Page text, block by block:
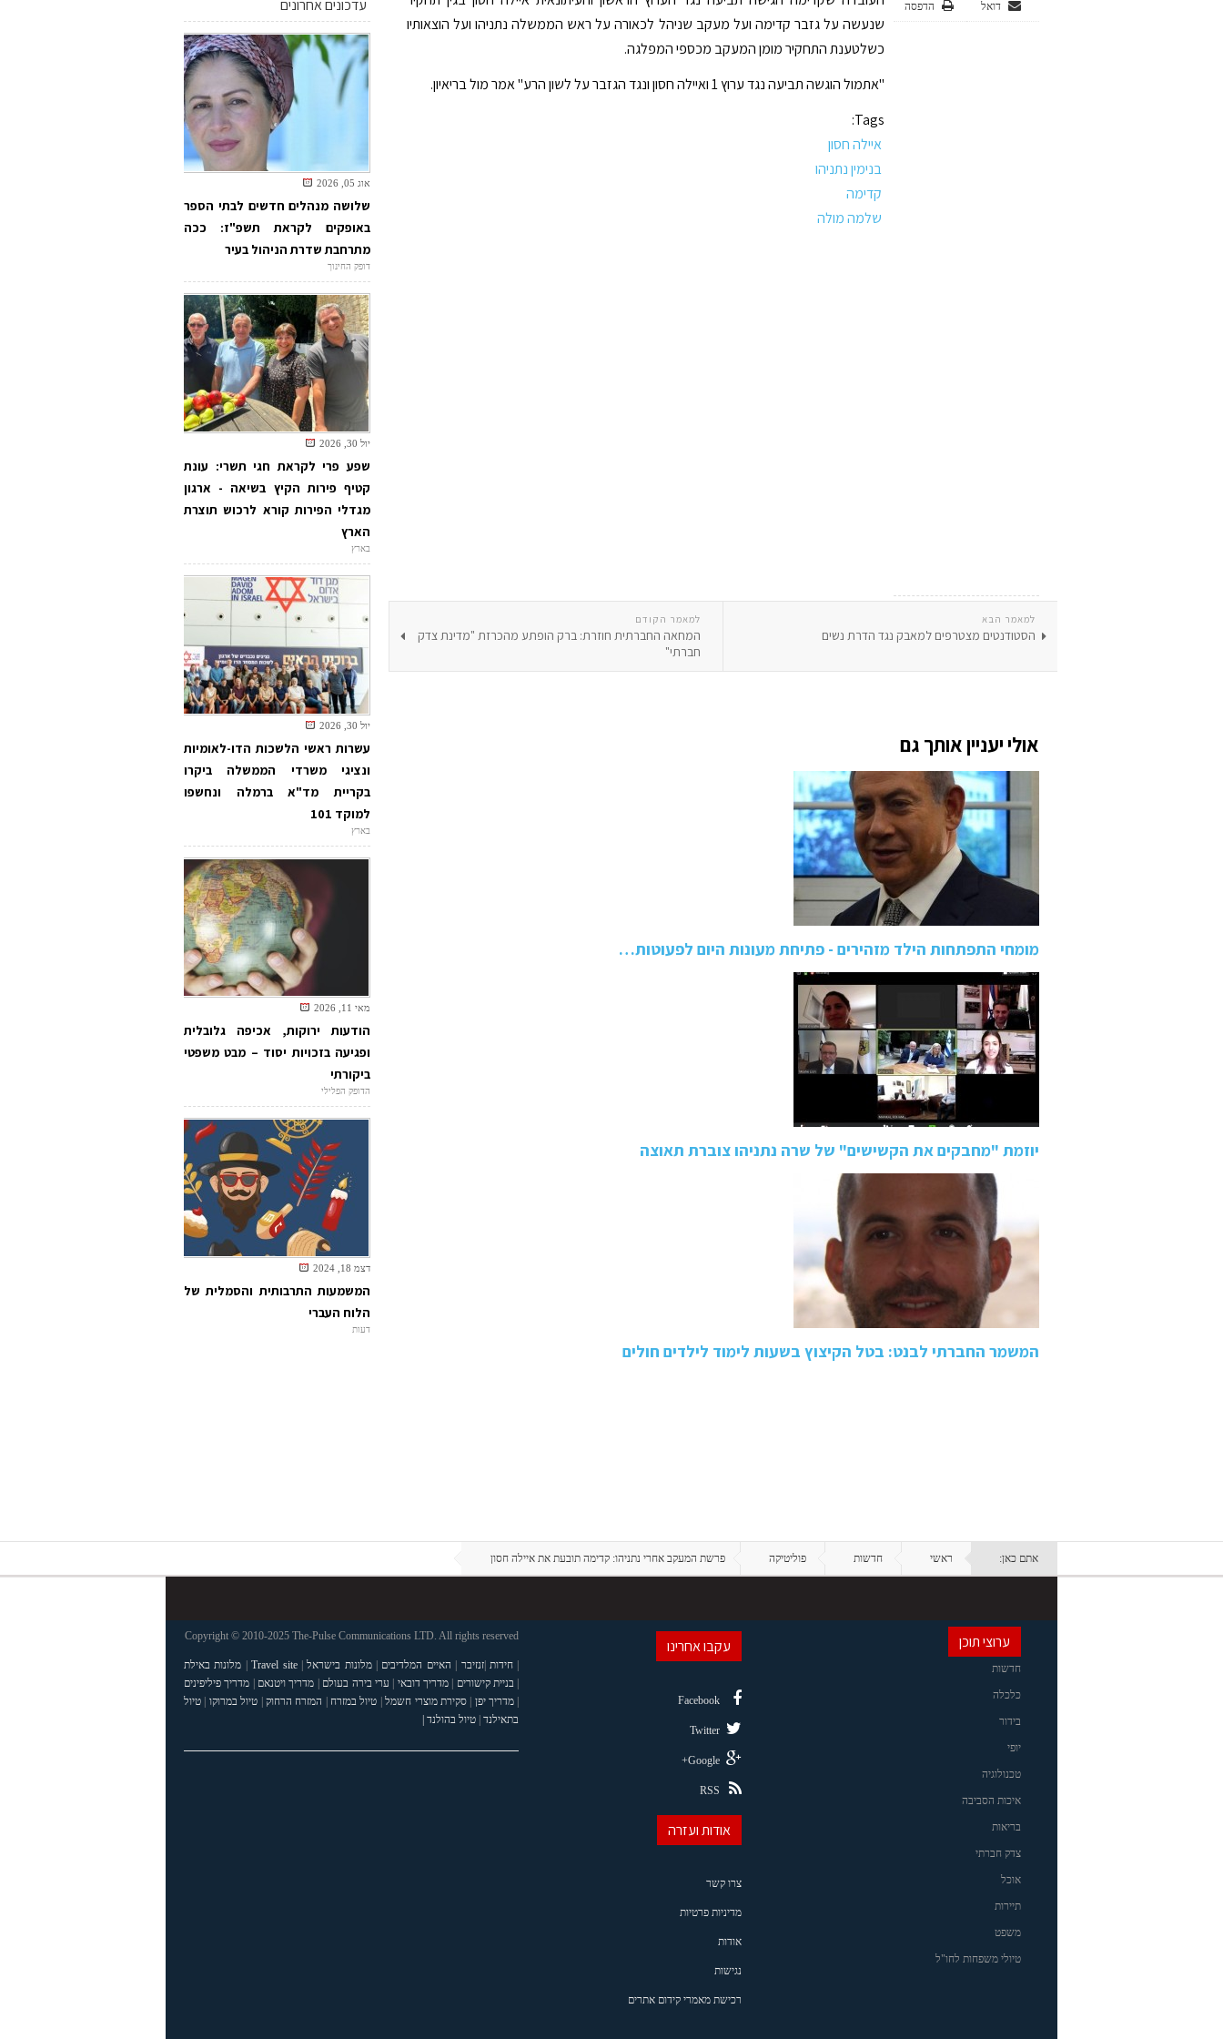
הדפסה דואל
שנעשה על גזבר קדימה ועל מעקב שניהל לכאורה על ראש הממשלה נתניהו ועל הוצאותיו
כשלטענת התחקיר מומן המעקב מכספי המפלגה.
"אתמול הוגשה תביעה נגד ערוץ 1 ואיילה חסון ונגד הגזבר על לשון הרע" אמר מול בריאיון.
Tags:
איילה חסון
בנימין נתניהו
קדימה
שלמה מולה
למאמר הקודם
המחאה החברתית חוזרת: ברק הופתע מהכרזת "מדינת צדק
חברתי"
למאמר הבא
הסטודנטים מצטרפים למאבק נגד הדרת נשים
אולי יעניין אותך גם
מומחי התפתחות הילד מזהירים - פתיחת מעונות היום לפעוטות…
יוזמת "מחבקים את הקשישים" של שרה נתניהו צוברת תאוצה
המשמר החברתי לבנט: בטל הקיצוץ בשעות לימוד לילדים חולים
עדכונים אחרונים
אוג 05, 2026
שלושה מנהלים חדשים לבתי הספר
באופקים לקראת תשפ"ז: ככה
מתרחבת שדרת הניהול בעיר
דופק החינוך
יול 30, 2026
שפע פרי לקראת חגי תשרי: עונת
קטיף פירות הקיץ בשיאה - ארגון
מגדלי הפירות קורא לרכוש תוצרת
הארץ
בארץ
יול 30, 2026
עשרות ראשי הלשכות הדו-לאומיות
ונציגי משרדי הממשלה ביקרו
בקריית מד"א ברמלה ונחשפו
למוקד 101
בארץ
מאי 11, 2026
הודעות ירוקות, אכיפה גלובלית
ופגיעה בזכויות יסוד – מבט משפטי
ביקורתי
הדופק הפלילי
דצמ 18, 2024
המשמעות התרבותית והסמלית של
הלוח העברי
דעות
אתם כאן: ראשי חדשות פוליטיקה פרשת המעקב אחרי נתניהו: קדימה תובעת את איילה חסון
ערוצי תוכן
חדשות
כלכלה
בידור
יופי
טכנולוגיה
איכות הסביבה
בריאות
צדק חברתי
אוכל
תיירות
משפט
טיולי משפחות לחו"ל
עקבו אחרינו
Facebook
Twitter
Google+
RSS
אודות ועזרה
צרו קשר
מדיניות פרטיות
אודות
נגישות
רכישת מאמרי קידום אתרים
Copyright © 2010-2025 The-Pulse Communications LTD. All rights reserved
| חידות |זנזיבר | האיים המלדיבים |מלונות בישראל|
Travel site
| מלונות באילת
| בניית קישורים |מדריך דובאי | ערי בירה בעולם | מדריך ויטנאם | מדריך פיליפינים
| מדריך יפן |סקירת מוצרי חשמל| טיול במזרח | המזרח הרחוק | טיול במרוקו | טיול
בתאילנד| טיול בהולנד |